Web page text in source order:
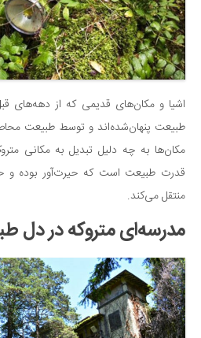
اشیا و مکان‌های قدیمی که از دهه‌های
طبیعت پنهان‌شده‌اند و توسط طبیعت
مکان‌ها به چه دلیل تبدیل به مکانی
قدرت طبیعت است که حیرت‌آور بوده و
منتقل می‌کند.
مدرسه‌ای متروکه در دل